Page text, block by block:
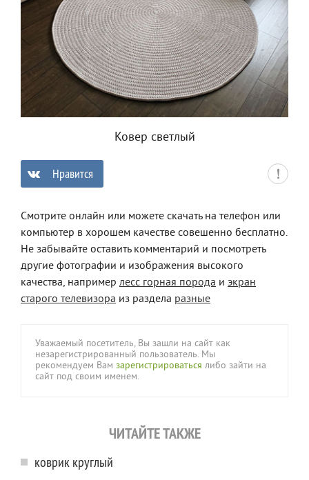
Ковер светлый
Нравится
Смотрите онлайн или можете скачать на телефон или
компьютер в хорошем качестве совешенно бесплатно.
Не забывайте оставить комментарий и посмотреть
другие фотографии и изображения высокого
качества, например лесс горная порода и экран
старого телевизора из раздела разные
Уважаемый посетитель, Вы зашли на сайт как
незарегистрированный пользователь. Мы
рекомендуем Вам зарегистрироваться либо зайти на
сайт под своим именем.
ЧИТАЙТЕ ТАКЖЕ
коврик круглый